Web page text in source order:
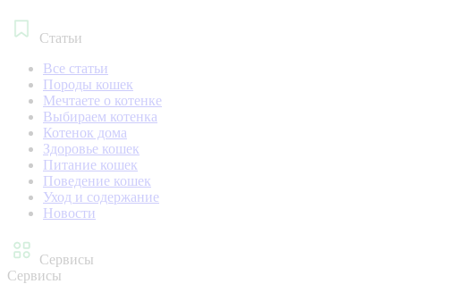
Статьи
Все статьи
Породы кошек
Мечтаете о котенке
Выбираем котенка
Котенок дома
Здоровье кошек
Питание кошек
Поведение кошек
Уход и содержание
Новости
Сервисы
Сервисы